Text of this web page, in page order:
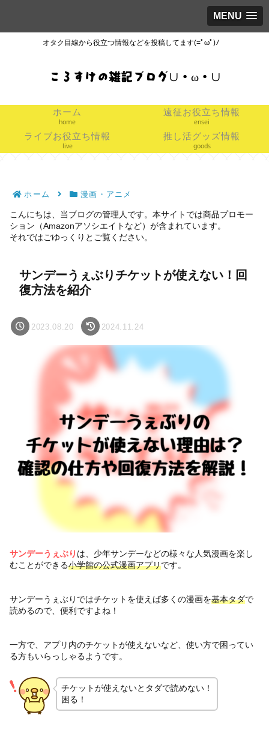
MENU
オタク目線から役立つ情報などを投稿してます(=ﾟωﾟ)ﾉ
ころすけの雑記ブログ∪・ω・∪
ホーム
home
遠征お役立ち情報
ensei
ライブお役立ち情報
live
推し活グッズ情報
goods
ホーム 漫画・アニメ
こんにちは、当ブログの管理人です。本サイトでは商品プロモー
ション（Amazonアソシエイトなど）が含まれています。
それではごゆっくりとご覧ください。
サンデーうぇぶりチケットが使えない！回
復方法を紹介
2023.08.20 2024.11.24
サンデーうぇぶり は、少年サンデーなどの様々な人気漫画を楽し
むことができる小学館の公式漫画アプリです。
サンデーうぇぶりではチケットを使えば多くの漫画を基本タダで
読めるので、便利ですよね！
一方で、アプリ内のチケットが使えないなど、使い方で困ってい
る方もいらっしゃるようです。
チケットが使えないとタダで読めない！
困る！